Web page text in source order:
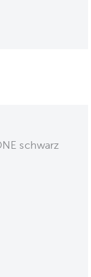
schwarz